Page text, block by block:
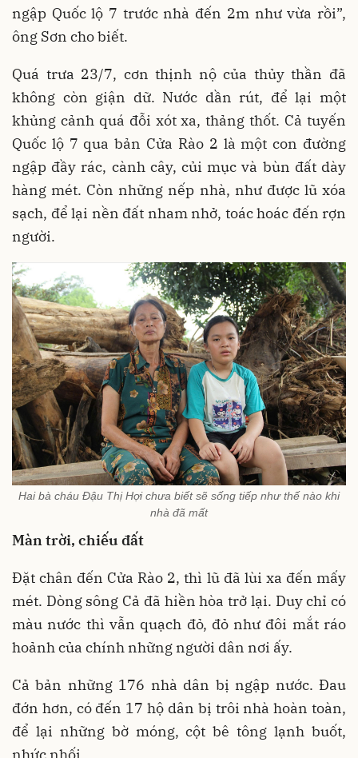
ngập Quốc lộ 7 trước nhà đến 2m như vừa rồi”,
ông Sơn cho biết.
Quá trưa 23/7, cơn thịnh nộ của thủy thần đã
không còn giận dữ. Nước dần rút, để lại một
khủng cảnh quá đỗi xót xa, thảng thốt. Cả tuyến
Quốc lộ 7 qua bản Cửa Rào 2 là một con đường
ngập đầy rác, cành cây, củi mục và bùn đất dày
hàng mét. Còn những nếp nhà, như được lũ xóa
sạch, để lại nền đất nham nhở, toác hoác đến rợn
người.
Hai bà cháu Đậu Thị Hợi chưa biết sẽ sống tiếp như thế nào khi
nhà đã mất
Màn trời, chiếu đất
Đặt chân đến Cửa Rào 2, thì lũ đã lùi xa đến mấy
mét. Dòng sông Cả đã hiền hòa trở lại. Duy chỉ có
màu nước thì vẫn quạch đỏ, đỏ như đôi mắt ráo
hoảnh của chính những người dân nơi ấy.
Cả bản những 176 nhà dân bị ngập nước. Đau
đớn hơn, có đến 17 hộ dân bị trôi nhà hoàn toàn,
để lại những bờ móng, cột bê tông lạnh buốt,